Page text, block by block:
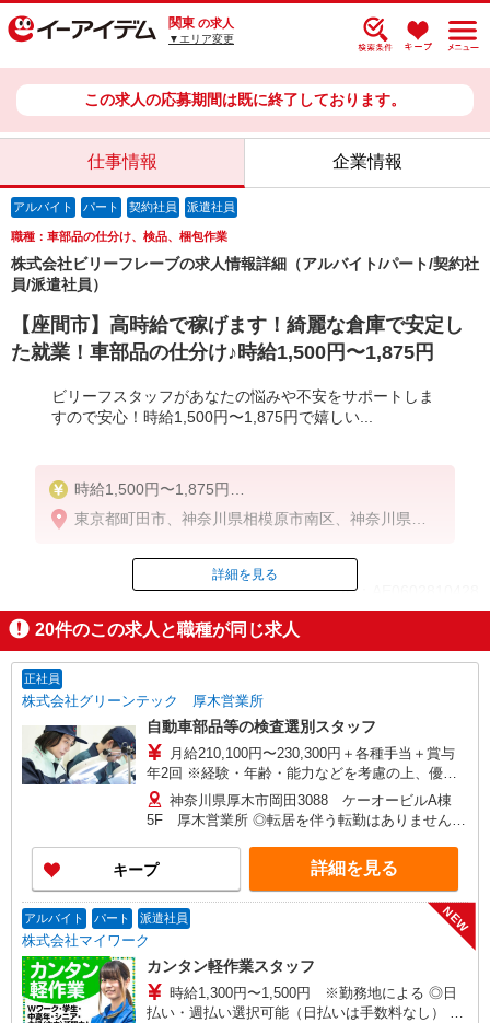
関東 の求人
▼エリア変更
この求人の応募期間は既に終了しております。
仕事情報 企業情報
アルバイト パート 契約社員 派遣社員
職種：車部品の仕分け、検品、梱包作業
株式会社ビリーフレーブの求人情報詳細（アルバイト/パート/契約社
員/派遣社員）
【座間市】高時給で稼げます！綺麗な倉庫で安定し
た就業！車部品の仕分け♪時給1,500円〜1,875円
ビリーフスタッフがあなたの悩みや不安をサポートしま
すので安心！時給1,500円〜1,875円で嬉しい...
時給1,500円〜1,875円
※経験・能力による
東京都町田市、神奈川県相模原市南区、神奈川県厚
県綾瀬市
ID：AE0602810428
掲載期間終了
詳細を見る
20件のこの求人と職種が同じ求人
正社員
株式会社グリーンテック 厚木営業所
自動車部品等の検査選別スタッフ
月給210,100円〜230,300円＋各種手当＋賞与
年2回 ※経験・年齢・能力などを考慮の上、優遇
いたします。 ※残業代は別途全額支給します。
【年収例】 3,090,240円（リーダー職／入社2年6
カ月／残業なし） 3,493,730円（リーダー職／入
社2年6カ月／月20h残業あり）
神奈川県厚木市岡田3088 ケーオービルA棟
5F 厚木営業所 ◎転居を伴う転勤はありません。
キープ 詳細を見る
アルバイト パート 派遣社員
株式会社マイワーク
NEW
カンタン軽作業スタッフ
時給1,300円〜1,500円 ※勤務地による ◎日
払い・週払い選択可能（日払いは手数料なし） ◎